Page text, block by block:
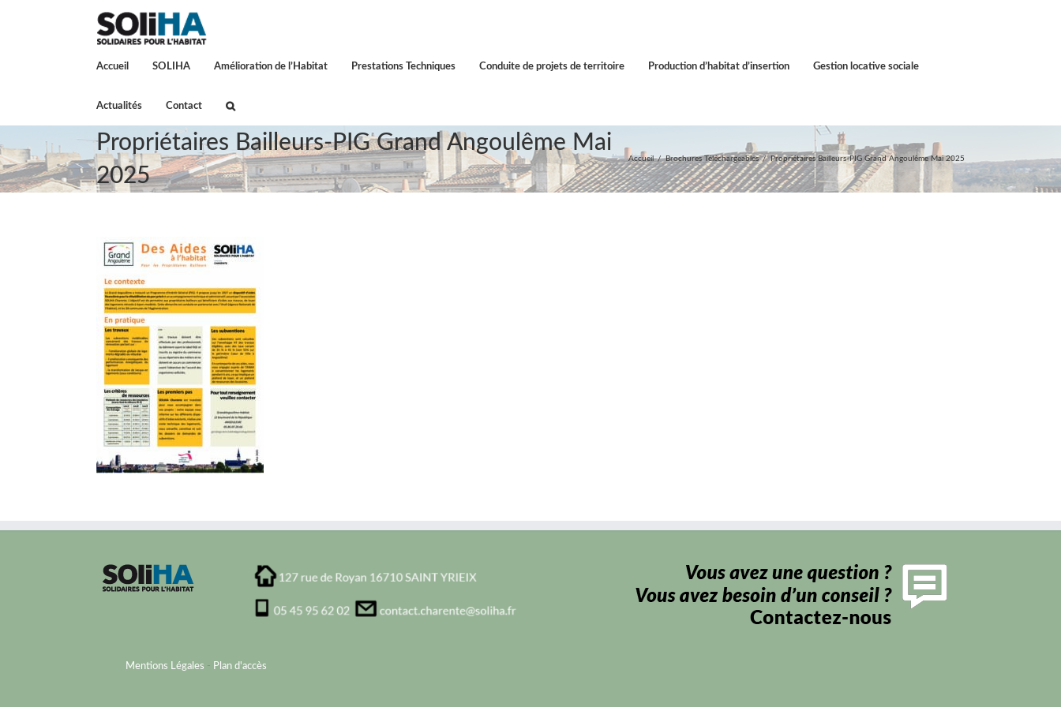
Accueil SOLIHA Amélioration de l’Habitat Prestations Techniques Conduite de projets de territoire Production d’habitat d’insertion Gestion locative sociale
Actualités Contact
Propriétaires Bailleurs-PIG Grand Angoulême Mai
2025
Accueil Brochures Téléchargeables Propriétaires Bailleurs-PIG Grand Angoulême Mai 2025
Mentions Légales - Plan d'accès